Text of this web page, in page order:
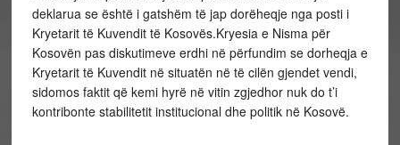
deklarua se është i gatshëm të jap dorëheqje nga posti i
Kryetarit të Kuvendit të Kosovës.Kryesia e Nisma për
Kosovën pas diskutimeve erdhi në përfundim se dorheqja e
Kryetarit të Kuvendit në situatën në të cilën gjendet vendi,
sidomos faktit që kemi hyrë në vitin zgjedhor nuk do t’i
kontribonte stabilitetit institucional dhe politik në Kosovë.